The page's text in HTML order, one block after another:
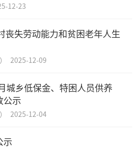
12-23
丧失劳动能力和贫困老年人生
2025-12-09
城乡低保金、特困人员供养
公示
2025-12-04
示